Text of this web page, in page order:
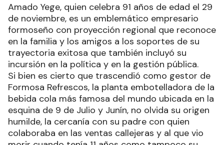
Amado Yege, quien celebra 91 años de edad el 29
de noviembre, es un emblemático empresario
formoseño con proyección regional que reconoce
en la familia y los amigos a los soportes de su
trayectoria exitosa que también incluyó su
incursión en la política y en la gestión pública.
Si bien es cierto que trascendió como gestor de
Formosa Refrescos, la planta embotelladora de la
bebida cola más famosa del mundo ubicada en la
esquina de 9 de Julio y Junín, no olvida su origen
humilde, la cercanía con su padre con quien
colaboraba en las ventas callejeras y al que vio